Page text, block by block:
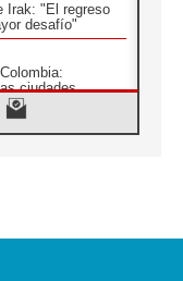
Irak: "El regreso
desafío"
ciudades
de la UNICEF